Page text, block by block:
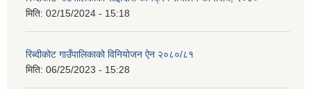
मिति: 02/15/2024 - 15:18
रिब्दीकोट गाउँपालिकाको विनियोजन ऐन २०८०/८१
मिति: 06/25/2023 - 15:28